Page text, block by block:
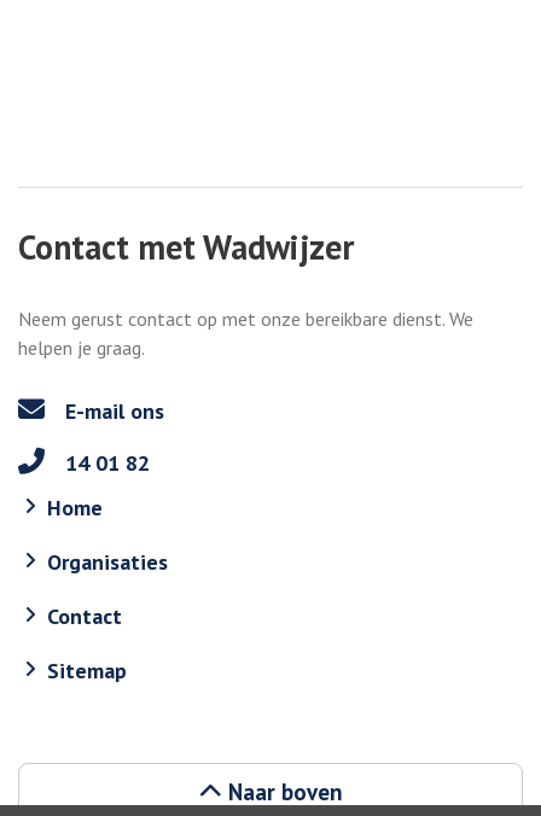
Contact met Wadwijzer
Neem gerust contact op met onze bereikbare dienst. We
helpen je graag.
E-mail ons
14 01 82
Home
Organisaties
Contact
Sitemap
Naar boven